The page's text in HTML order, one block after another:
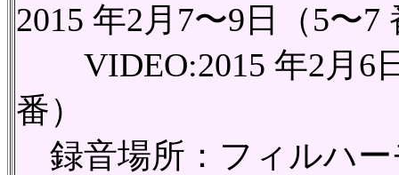
2015 年2月7〜9日（5〜7
VIDEO:2015 年2月6日
番）
録音場所：フィルハー